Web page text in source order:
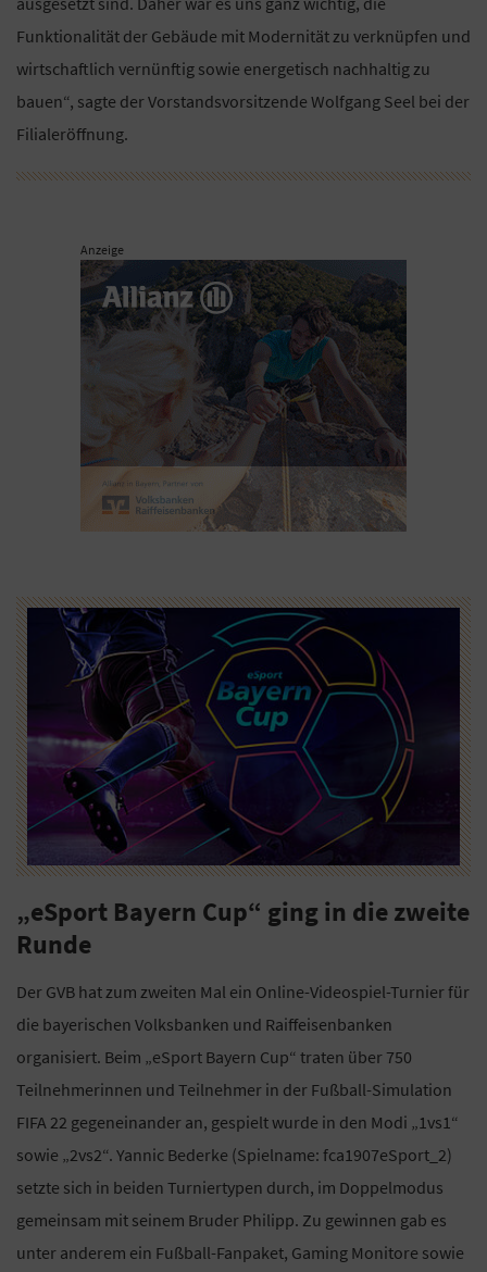
Funktionalität der Gebäude mit Modernität zu verknüpfen und
wirtschaftlich vernünftig sowie energetisch nachhaltig zu
bauen“, sagte der Vorstandsvorsitzende Wolfgang Seel bei der
Filialeröffnung.
Anzeige
„eSport Bayern Cup“ ging in die zweite
Runde
Der GVB hat zum zweiten Mal ein Online-Videospiel-Turnier für
die bayerischen Volksbanken und Raiffeisenbanken
organisiert. Beim „eSport Bayern Cup“ traten über 750
Teilnehmerinnen und Teilnehmer in der Fußball-Simulation
FIFA 22 gegeneinander an, gespielt wurde in den Modi „1vs1“
sowie „2vs2“. Yannic Bederke (Spielname: fca1907eSport_2)
setzte sich in beiden Turniertypen durch, im Doppelmodus
gemeinsam mit seinem Bruder Philipp. Zu gewinnen gab es
unter anderem ein Fußball-Fanpaket, Gaming Monitore sowie